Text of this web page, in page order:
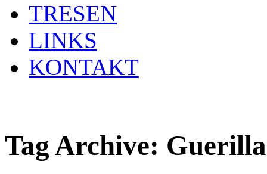
TRESEN
LINKS
KONTAKT
Tag Archive: Guerilla